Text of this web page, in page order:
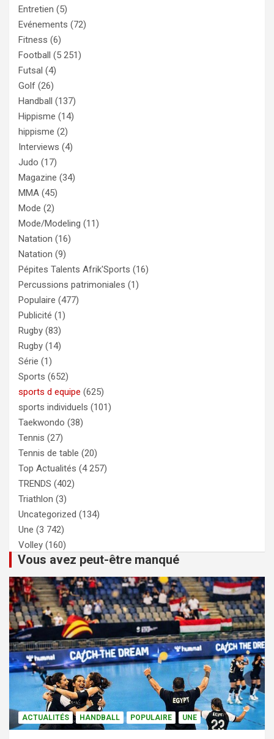
Entretien (5)
Evénements (72)
Fitness (6)
Football (5 251)
Futsal (4)
Golf (26)
Handball (137)
Hippisme (14)
hippisme (2)
Interviews (4)
Judo (17)
Magazine (34)
MMA (45)
Mode (2)
Mode/Modeling (11)
Natation (16)
Natation (9)
Pépites Talents Afrik'Sports (16)
Percussions patrimoniales (1)
Populaire (477)
Publicité (1)
Rugby (83)
Rugby (14)
Série (1)
Sports (652)
sports d equipe (625)
sports individuels (101)
Taekwondo (38)
Tennis (27)
Tennis de table (20)
Top Actualités (4 257)
TRENDS (402)
Triathlon (3)
Uncategorized (134)
Une (3 742)
Volley (160)
Vous avez peut-être manqué
ACTUALITÉS HANDBALL POPULAIRE UNE